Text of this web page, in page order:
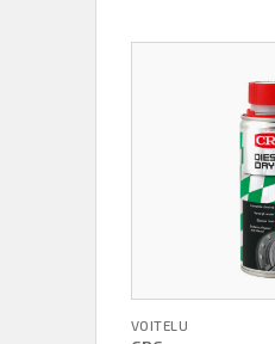
VOITELU